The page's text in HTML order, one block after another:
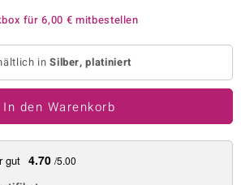
für6,00 € mitbestellen
inSilber, platiniert
In den Warenkorb
gut 4.70 /5.00